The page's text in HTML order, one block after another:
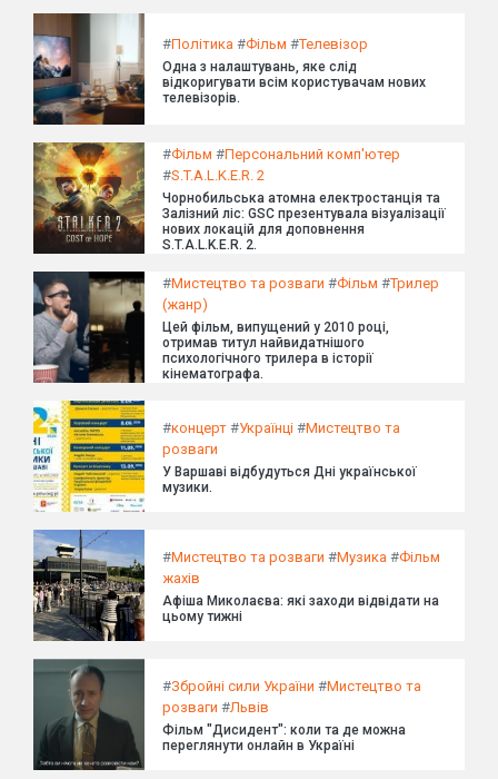
#Політика #Фільм #Телевізор
Одна з налаштувань, яке слід
відкоригувати всім користувачам нових
телевізорів.
#Фільм #Персональний комп'ютер
#S.T.A.L.K.E.R. 2
Чорнобильська атомна електростанція та
Залізний ліс: GSC презентувала візуалізації
нових локацій для доповнення
S.T.A.L.K.E.R. 2.
#Мистецтво та розваги #Фільм #Трилер
(жанр)
Цей фільм, випущений у 2010 році,
отримав титул найвидатнішого
психологічного трилера в історії
кінематографа.
#концерт #Українці #Мистецтво та
розваги
У Варшаві відбудуться Дні української
музики.
#Мистецтво та розваги #Музика #Фільм
жахів
Афіша Миколаєва: які заходи відвідати на
цьому тижні
#Збройні сили України #Мистецтво та
розваги #Львів
Фільм "Дисидент": коли та де можна
переглянути онлайн в Україні